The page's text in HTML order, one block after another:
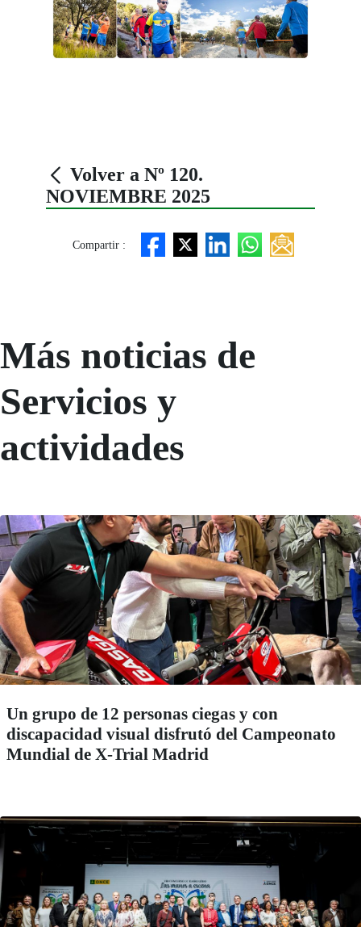
Volver a Nº 120.
NOVIEMBRE 2025
Compartir :
Más noticias de
Servicios y
actividades
Un grupo de 12 personas ciegas y con
discapacidad visual disfrutó del Campeonato
Mundial de X-Trial Madrid